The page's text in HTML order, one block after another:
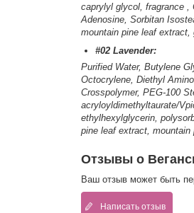
caprylyl glycol, fragrance ,
Adenosine, Sorbitan
mountain pine leaf extract,
#02 Lavender:
Purified Water, Butylene
Octocrylene, Diethyl
Crosspolymer, PEG-100
acryloyldimethyltaurate/
ethylhexylglycerin,
pine leaf extract,
Отзывы о
Ваш отзыв может быть
Написать отзыв